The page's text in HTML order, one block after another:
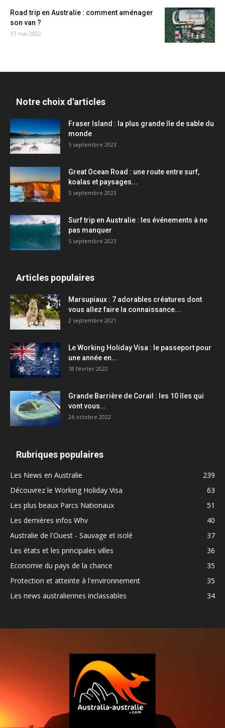
Road trip en Australie : comment aménager
son van ?
17 mai 2022
Notre choix d'articles
Fraser Island : la plus grande île de sable du
monde
5 septembre 2023
Great Ocean Road : une route entre surf,
koalas et paysages...
5 septembre 2023
Surf trip en Australie : les événements à ne
pas manquer
5 septembre 2023
Articles populaires
Marsupiaux : 7 adorables créatures dont
vous allez faire la connaissance...
2 septembre 2021
Le Working Holiday Visa : le passeport pour
une année en...
18 février 2022
Grande Barrière de Corail : les 10 îles qui
vont vous...
26 octobre 2022
Rubriques populaires
Les News en Australie
239
Découvrez le Working Holiday Visa
63
Les plus beaux Parcs Nationaux
51
Les dernières infos Whv
40
Australie de l'Ouest - Sauvage et isolé
37
Les états et les principales villes
36
Economie du pays de la chance
35
Protection et atteinte à l'environnement
35
Les news australiennes inclassables
34